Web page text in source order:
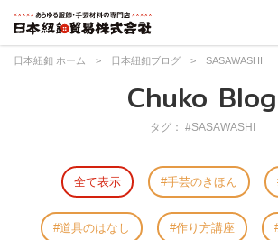
日本紐釦 ホーム > 日本紐釦ブログ > SASAWASHI
Chuko Blog
タグ： #SASAWASHI
全て表示 手芸のきほん
道具のはなし 作り方講座